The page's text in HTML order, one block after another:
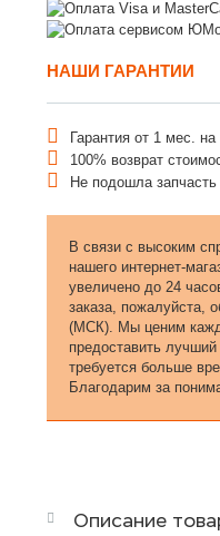
НАШИ ГАРАНТИИ
Гарантия от 1 мес. на
100% возврат
Не подошла
В связи с высоким
нашего интернет-
увеличено до 24
заказа, пожалуйста,
(МСК). Мы ценим
предоставить
требуется больше
Благодарим за
Описание